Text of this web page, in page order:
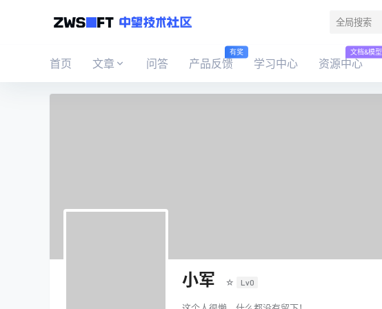
首页 文章 问答 产品反馈
有奖
学习中心 资源中心
文档&模型
小军 ☆ Lv0